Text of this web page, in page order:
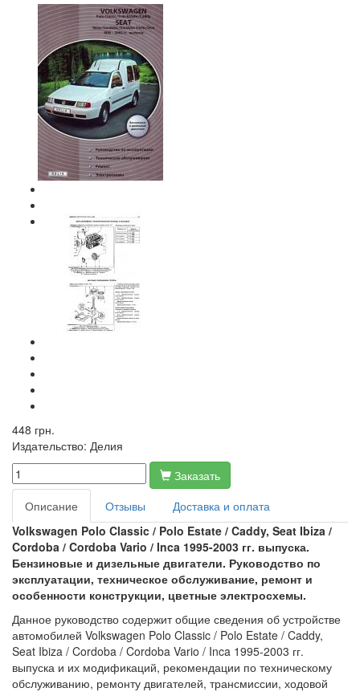
448 грн.
Издательство: Делия
Заказать
Описание
Отзывы
Доставка и оплата
Volkswagen Polo Classic / Polo Estate / Caddy, Seat Ibiza /
Cordoba / Cordoba Vario / Inca 1995-2003 гг. выпуска.
Бензиновые и дизельные двигатели. Руководство по
эксплуатации, техническое обслуживание, ремонт и
особенности конструкции, цветные электросхемы.
Данное руководство содержит общие сведения об устройстве
автомобилей Volkswagen Polo Classic / Polo Estate / Caddy,
Seat Ibiza / Cordoba / Cordoba Vario / Inca 1995-2003 гг.
выпуска и их модификаций, рекомендации по техническому
обслуживанию, ремонту двигателей, трансмиссии, ходовой